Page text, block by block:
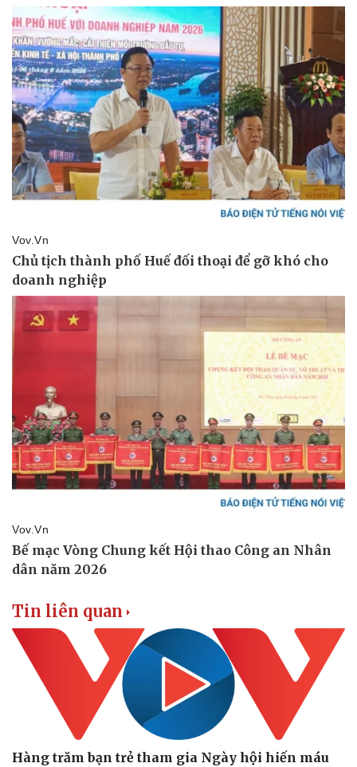
Tin liên quan
Hàng trăm bạn trẻ tham gia Ngày hội hiến máu